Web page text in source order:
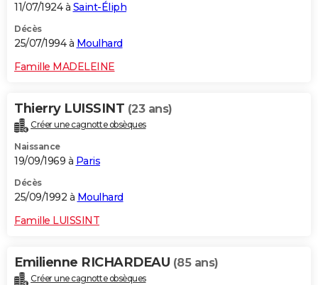
11/07/1924 à Saint-Éliph
Décès
25/07/1994 à Moulhard
Famille MADELEINE
Thierry LUISSINT (23 ans)
Créer une cagnotte obsèques
Naissance
19/09/1969 à Paris
Décès
25/09/1992 à Moulhard
Famille LUISSINT
Emilienne RICHARDEAU (85 ans)
Créer une cagnotte obsèques